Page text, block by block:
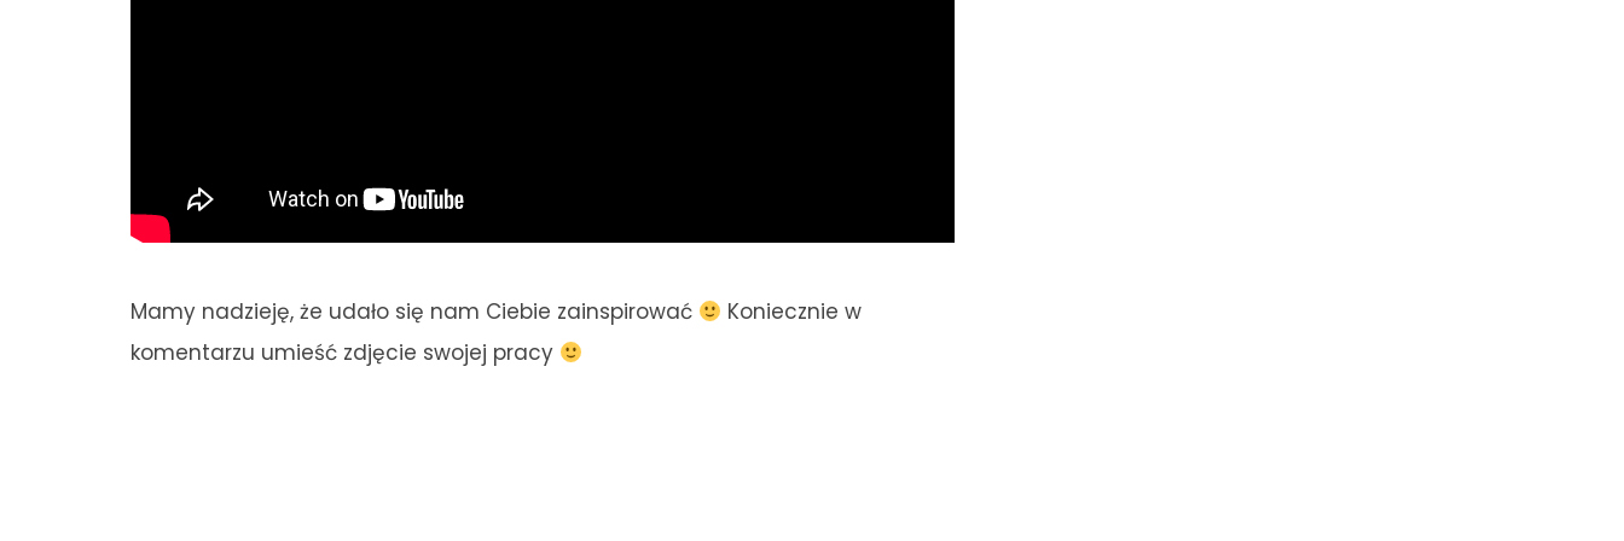
Mamy nadzieję, że udało się nam Ciebie zainspirować
Koniecznie w
komentarzu umieść zdjęcie swojej pracy